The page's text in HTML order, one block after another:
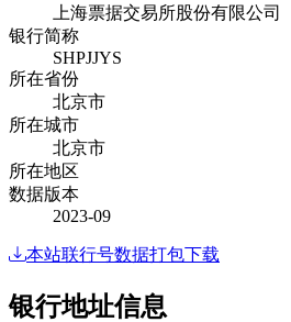
上海票据交易所股份有限公司
银行简称
SHPJJYS
所在省份
北京市
所在城市
北京市
所在地区
数据版本
2023-09
本站联行号数据打包下载
银行地址信息